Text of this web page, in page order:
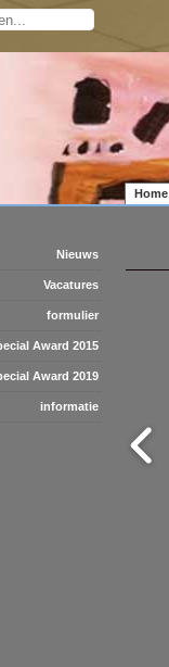
Home
Nieuws
Vacatures
formulier
Award 2015
Award 2019
informatie